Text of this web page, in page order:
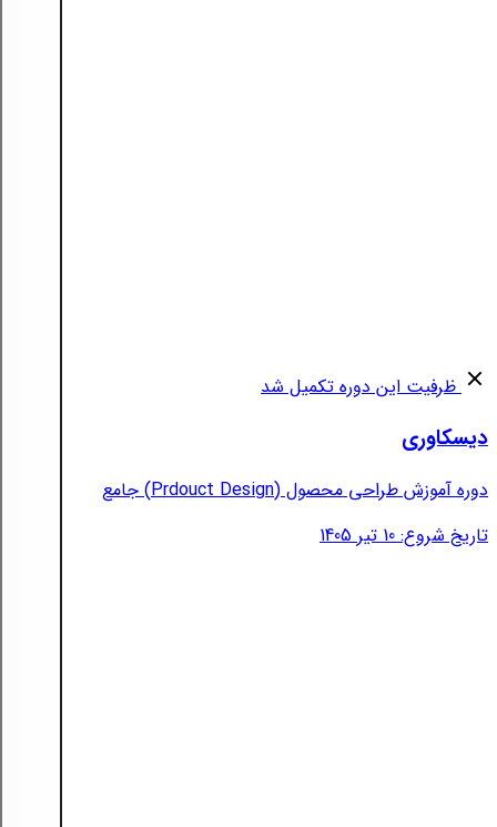
ظرفیت این دوره تکمیل شد
دیسکاوری
دوره آموزش طراحی محصول (Prdouct Design) جامع
تاریخ شروع: 10 تیر 1405